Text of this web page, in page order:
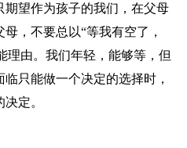
望作为孩子的我们，在父母
，不要总以“等我有空了，
理由。我们年轻，能够等，但
只能做一个决定的选择时，
定。